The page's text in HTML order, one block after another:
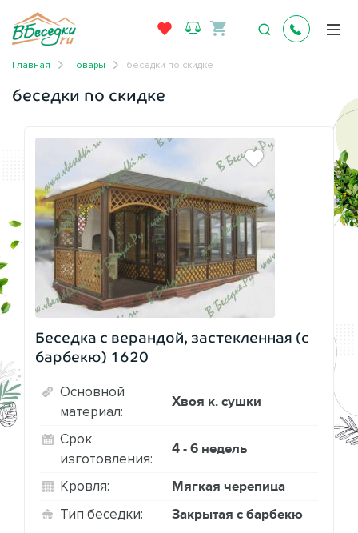
Главная Товары беседки по скидке
беседки по скидке
Беседка с верандой, застекленная (с
барбекю) 1620
Основной
материал:
Хвоя к. сушки
Срок
изготовления:
4 - 6 недель
Кровля: Мягкая черепица
Тип беседки: Закрытая с барбекю